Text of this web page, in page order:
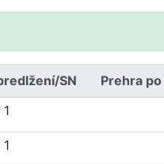
SN Prehra
1
1